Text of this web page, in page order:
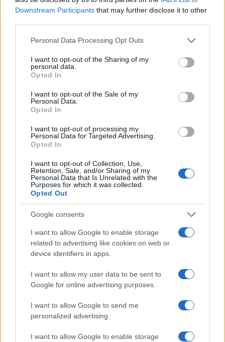
Downstream Participants that may further disclose it to other
Please note that this website/app uses one or more Google
not limited to your visit or usage behaviour. You may click to
grant or deny consent to Google and its third-party tags to
use your data for below specified purposes in below Google
consent section.
Personal Data Processing Opt Outs
I want to opt-out of the Sharing of my
personal data.
Opted In
I want to opt-out of the Sale of my
Personal Data.
Opted In
I want to opt-out of processing my
Personal Data for Targeted Advertising.
Opted In
I want to opt-out of Collection, Use,
Retention, Sale, and/or Sharing of my
Personal Data that Is Unrelated with the
Purposes for which it was collected.
Opted Out
Google consents
I want to allow Google to enable storage
related to advertising like cookies on web or
device identifiers in apps.
I want to allow my user data to be sent to
Google for online advertising purposes.
I want to allow Google to send me
personalized advertising.
I want to allow Google to enable storage
αναχωρήσεων αεροδρομίου. Άλλοι γνωρίζουν τον
προορισμό τους και άλλοι αλλάζουν πορεία, ενώ έχουν
κινητικότητα είναι συνάρτηση πολλών παραγόντων,
ορισμένοι εκ των οποίων δεν είναι ορατοί προς το
κυβέρνηση, […]